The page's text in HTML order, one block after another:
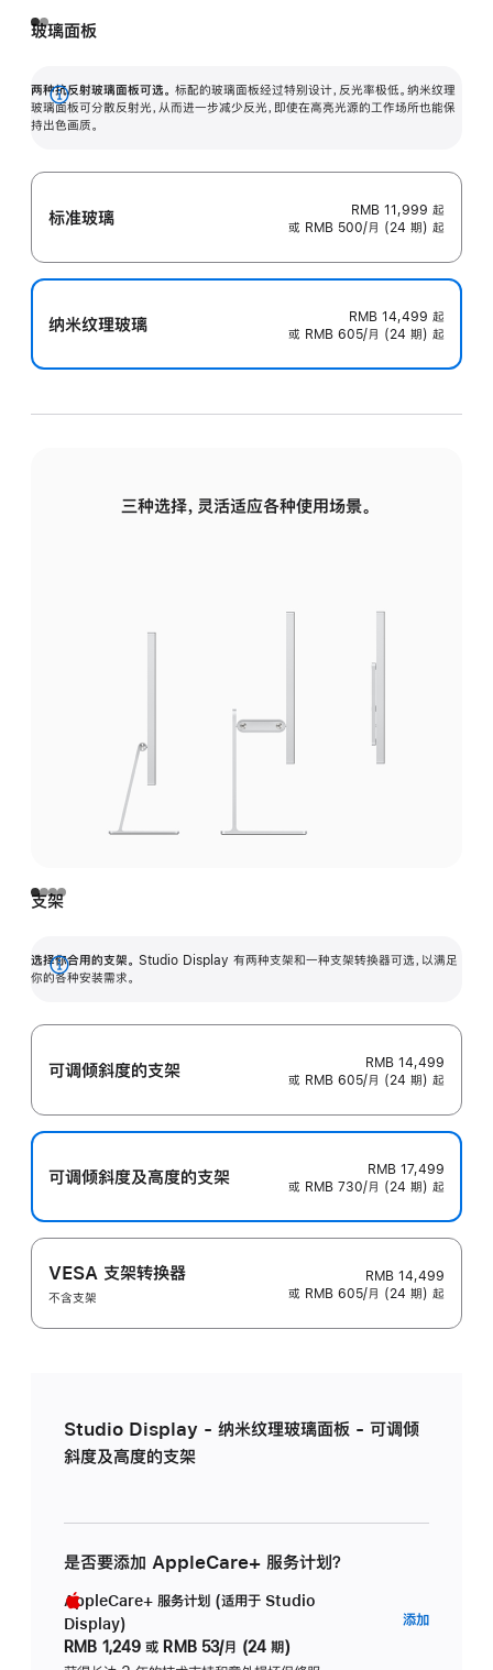
玻璃面板
两种抗反射玻璃面板可选。 标配的玻璃面板经过特别设计，反光率极低。纳米纹理
玻璃面板可分散反射光，从而进一步减少反光，即使在高亮光源的工作场所也能保
持出色画质。
展
开
标准玻璃 RMB 11,999 起
或 RMB 500/月 (24 期) 起
纳米纹理玻璃 RMB 14,499 起
或 RMB 605/月 (24 期) 起
三种选择，灵活适应各种使用场景。
支架
选择你合用的支架。 Studio Display 有两种支架和一种支架转换器可选，以满足
你的各种安装需求。
展
可调倾斜度的支架
RMB 14,499
或 RMB 605/月 (24 期) 起
可调倾斜度及高‍度的支‍架
RMB 17,499
或 RMB 730/月 (24 期) 起
VESA 支架转换器
不含支架
RMB 14,499
或 RMB 605/月 (24 期) 起
Studio Display - 纳米纹理玻璃面板 - 可调倾
斜度及高度的支架
是否要添加 AppleCare+ 服务计划？
AppleCare+ 服务计划 (适用于 Studio
Display)
RMB 1,249 或 RMB 53/月 (24 期)
添加